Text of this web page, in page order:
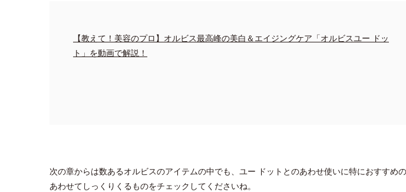
【教えて！美容のプロ】オルビス最高峰の美白＆エイジングケア「オルビスユー ドッ
ト」を動画で解説！
次の章からは数あるオルビスのアイテムの中でも、ユー ドットとのあわせ使いに特におすすめ
あわせてしっくりくるものをチェックしてくださいね。